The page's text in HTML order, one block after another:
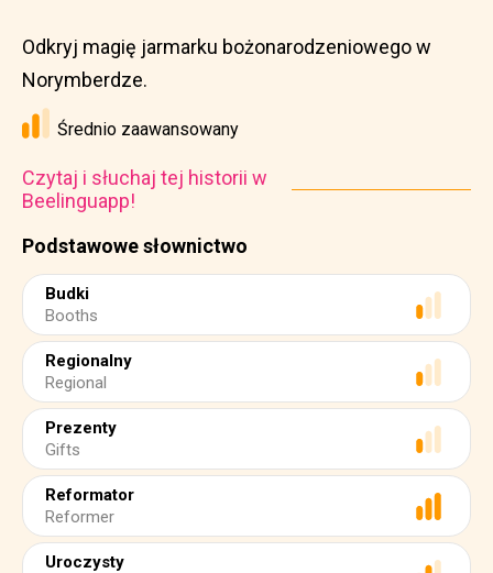
Podstawowe słownictwo
Budki
Booths
Regionalny
Regional
Prezenty
Gifts
Reformator
Reformer
Uroczysty
Odkryj magię jarmarku bożonarodzeniowego w
Norymberdze.
Średnio zaawansowany
Czytaj i słuchaj tej historii w
Beelinguapp!